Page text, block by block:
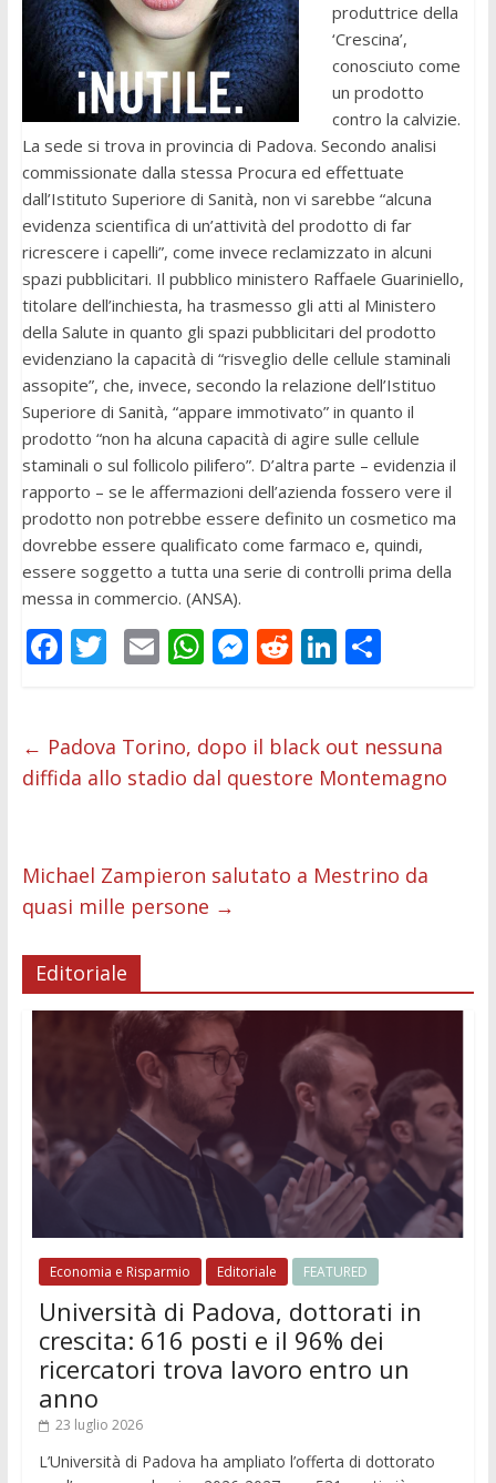
produttrice della
‘Crescina’,
conosciuto come
un prodotto
contro la calvizie.
La sede si trova in provincia di Padova. Secondo analisi
commissionate dalla stessa Procura ed effettuate
dall’Istituto Superiore di Sanità, non vi sarebbe “alcuna
evidenza scientifica di un’attività del prodotto di far
ricrescere i capelli”, come invece reclamizzato in alcuni
spazi pubblicitari. Il pubblico ministero Raffaele Guariniello,
titolare dell’inchiesta, ha trasmesso gli atti al Ministero
della Salute in quanto gli spazi pubblicitari del prodotto
evidenziano la capacità di “risveglio delle cellule staminali
assopite”, che, invece, secondo la relazione dell’Istituo
Superiore di Sanità, “appare immotivato” in quanto il
prodotto “non ha alcuna capacità di agire sulle cellule
staminali o sul follicolo pilifero”. D’altra parte – evidenzia il
rapporto – se le affermazioni dell’azienda fossero vere il
prodotto non potrebbe essere definito un cosmetico ma
dovrebbe essere qualificato come farmaco e, quindi,
essere soggetto a tutta una serie di controlli prima della
messa in commercio. (ANSA).
F
b
o
k
T
er
E
l
W
s
A
p
M
e
n
er
R
di
t
Li
e
dI
C
di
vi
← Padova Torino, dopo il black out nessuna
diffida allo stadio dal questore Montemagno
Michael Zampieron salutato a Mestrino da
quasi mille persone →
Editoriale
Economia e Risparmio Editoriale FEATURED
Università di Padova, dottorati in
crescita: 616 posti e il 96% dei
ricercatori trova lavoro entro un
anno
23 luglio 2026
L’Università di Padova ha ampliato l’offerta di dottorato